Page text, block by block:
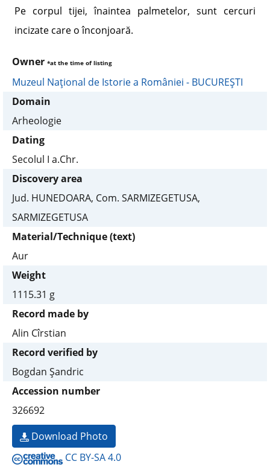
Pe corpul tijei, înaintea palmetelor, sunt cercuri
incizate care o înconjoară.
Owner *at the time of listing
Muzeul Naţional de Istorie a României - BUCUREŞTI
Domain
Arheologie
Dating
Secolul I a.Chr.
Discovery area
Jud. HUNEDOARA, Com. SARMIZEGETUSA,
SARMIZEGETUSA
Material/Technique (text)
Aur
Weight
1115.31 g
Record made by
Alin Cîrstian
Record verified by
Bogdan Şandric
Accession number
326692
Download Photo
CC BY-SA 4.0